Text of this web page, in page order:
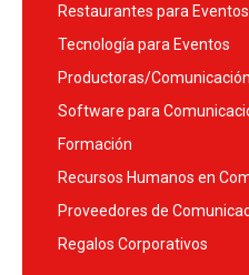
Restaurantes para Eventos
Tecnología para Eventos
Productoras/
Software para
Formación
Recursos Humanos en
Proveedores de
Regalos Corporativos